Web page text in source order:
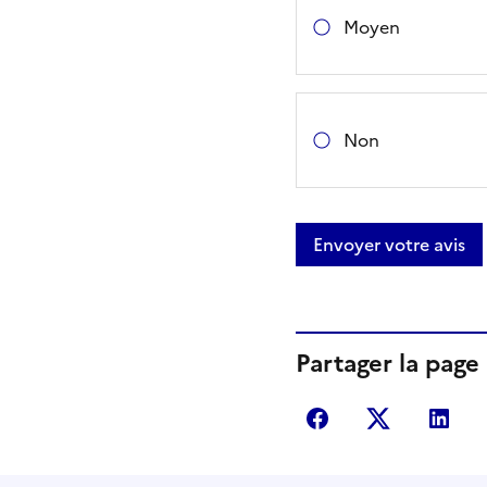
Moyen
Non
Envoyer votre avis
Partager la page
Partager surPartager